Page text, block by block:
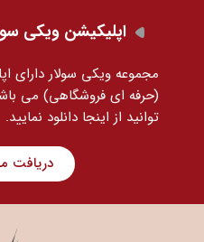
اپلیکیشن ویکی
مجموعه ویکی سولار دارای
(حرفه ای فروشگاهی) می
توانید از اینجا دانلود نمایید.
دریافت